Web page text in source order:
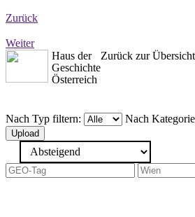
Zurück
Weiter
Haus der
Geschichte
Österreich
Zurück zur Übersicht
Nach Typ filtern:
Nach
Upload